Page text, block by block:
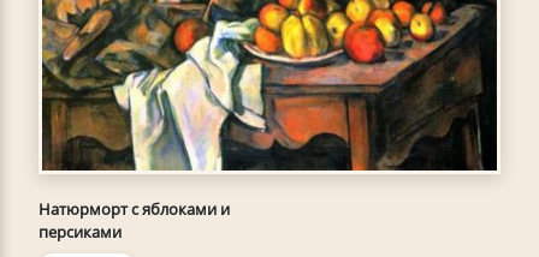
Натюрморт с яблоками и
персиками